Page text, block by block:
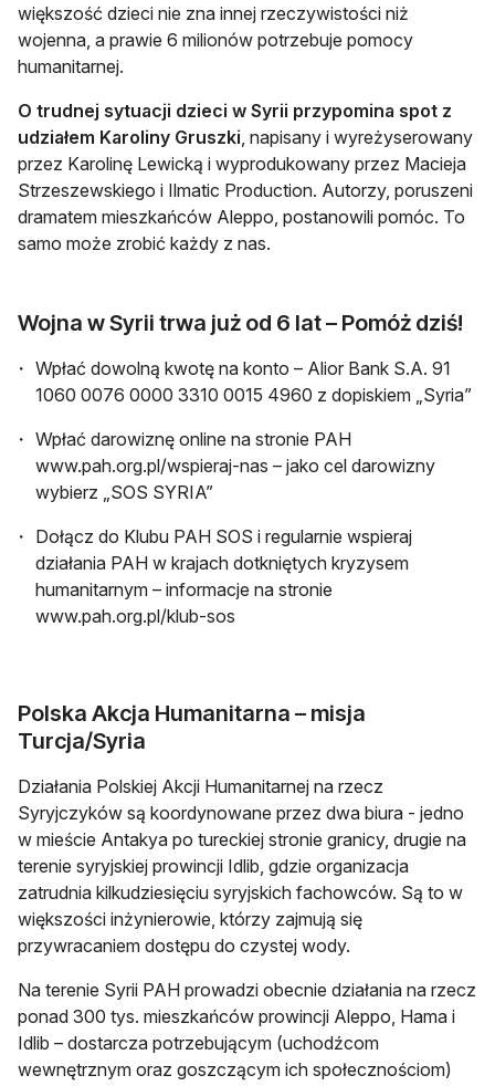
większość dzieci nie zna innej rzeczywistości niż
wojenna, a prawie 6 milionów potrzebuje pomocy
humanitarnej.
O trudnej sytuacji dzieci w Syrii przypomina spot z
udziałem Karoliny Gruszki, napisany i wyreżyserowany
przez Karolinę Lewicką i wyprodukowany przez Macieja
Strzeszewskiego i Ilmatic Production. Autorzy, poruszeni
dramatem mieszkańców Aleppo, postanowili pomóc. To
samo może zrobić każdy z nas.
Wojna w Syrii trwa już od 6 lat – Pomóż dziś!
Wpłać dowolną kwotę na konto – Alior Bank S.A. 91
1060 0076 0000 3310 0015 4960 z dopiskiem „Syria”
Wpłać darowiznę online na stronie PAH
www.pah.org.pl/wspieraj-nas – jako cel darowizny
wybierz „SOS SYRIA”
Dołącz do Klubu PAH SOS i regularnie wspieraj
działania PAH w krajach dotkniętych kryzysem
humanitarnym – informacje na stronie
www.pah.org.pl/klub-sos
Polska Akcja Humanitarna – misja
Turcja/Syria
Działania Polskiej Akcji Humanitarnej na rzecz
Syryjczyków są koordynowane przez dwa biura - jedno
w mieście Antakya po tureckiej stronie granicy, drugie na
terenie syryjskiej prowincji Idlib, gdzie organizacja
zatrudnia kilkudziesięciu syryjskich fachowców. Są to w
większości inżynierowie, którzy zajmują się
przywracaniem dostępu do czystej wody.
Na terenie Syrii PAH prowadzi obecnie działania na rzecz
ponad 300 tys. mieszkańców prowincji Aleppo, Hama i
Idlib – dostarcza potrzebującym (uchodźcom
wewnętrznym oraz goszczącym ich społecznościom)